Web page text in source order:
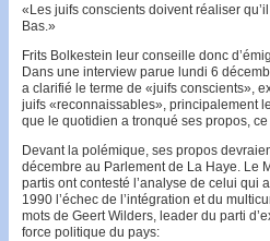
«Les juifs conscients doivent réaliser
Bas.»
Frits Bolkestein leur conseille donc
Dans une interview parue lundi 6
a clarifié le terme de «juifs conscients»,
juifs «reconnaissables», principalement
que le quotidien a tronqué ses propos,
Devant la polémique, ses propos
décembre au Parlement de La Haye. Le
partis ont contesté l’analyse de celui qui
1990 l’échec de l’intégration et du
mots de Geert Wilders, leader du parti
force politique du pays: